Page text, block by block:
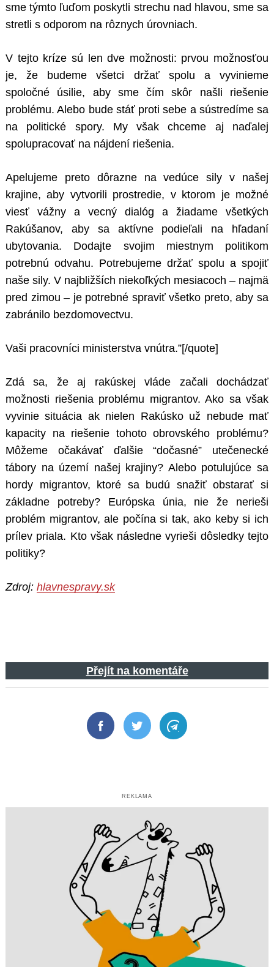
sme týmto ľuďom poskytli strechu nad hlavou, sme sa
stretli s odporom na rôznych úrovniach.
V tejto kríze sú len dve možnosti: prvou možnosťou
je, že budeme všetci držať spolu a vyvinieme
spoločné úsilie, aby sme čím skôr našli riešenie
problému. Alebo bude stáť proti sebe a sústredíme sa
na politické spory. My však chceme aj naďalej
spolupracovať na nájdení riešenia.
Apelujeme preto dôrazne na vedúce sily v našej
krajine, aby vytvorili prostredie, v ktorom je možné
viesť vážny a vecný dialóg a žiadame všetkých
Rakúšanov, aby sa aktívne podieľali na hľadaní
ubytovania. Dodajte svojim miestnym politikom
potrebnú odvahu. Potrebujeme držať spolu a spojiť
naše sily. V najbližších niekoľkých mesiacoch – najmä
pred zimou – je potrebné spraviť všetko preto, aby sa
zabránilo bezdomovectvu.
Vaši pracovníci ministerstva vnútra.”[/quote]
Zdá sa, že aj rakúskej vláde začali dochádzať
možnosti riešenia problému migrantov. Ako sa však
vyvinie situácia ak nielen Rakúsko už nebude mať
kapacity na riešenie tohoto obrovského problému?
Môžeme očakávať ďalšie “dočasné” utečenecké
tábory na území našej krajiny? Alebo potulujúce sa
hordy migrantov, ktoré sa budú snažiť obstarať si
základne potreby? Európska únia, nie že nerieši
problém migrantov, ale počína si tak, ako keby si ich
prílev priala. Kto však následne vyrieši dôsledky tejto
politiky?
Zdroj: hlavnespravy.sk
Přejít na komentáře
FacebookTwitter Telegram
REKLAMA